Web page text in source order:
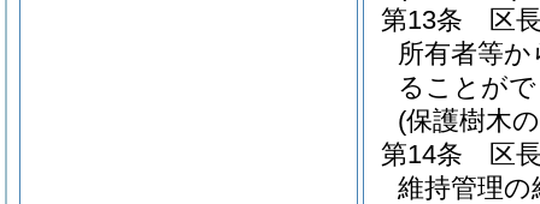
第13条
区
所有者等
ることが
(保護樹木
第14条
区
維持管理